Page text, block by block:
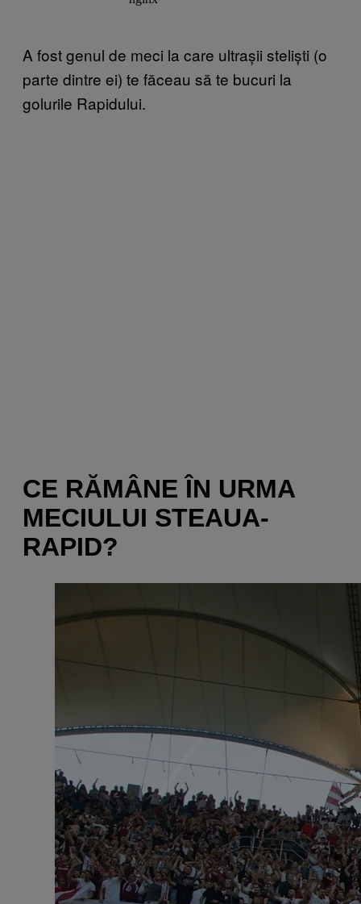
A fost genul de meci la care ultrașii steliști (o
parte dintre ei) te făceau să te bucuri la
golurile Rapidului.
CE RĂMÂNE ÎN URMA
MECIULUI STEAUA-
RAPID?